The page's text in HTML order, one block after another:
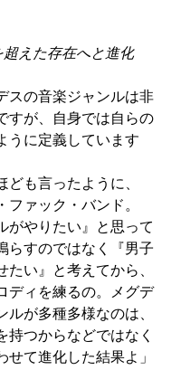
えた存在へと進化
スの音楽ジャンルは非
すが、自身では自らの
うに定義しています
ども言ったように、
ファック・バンド。
がやりたい』と思って
らすのではなく『男子
たい』と考えてから、
ディを練るの。メグデ
ルが多種多様なのは、
持つからなどではなく
せて進化した結果よ」